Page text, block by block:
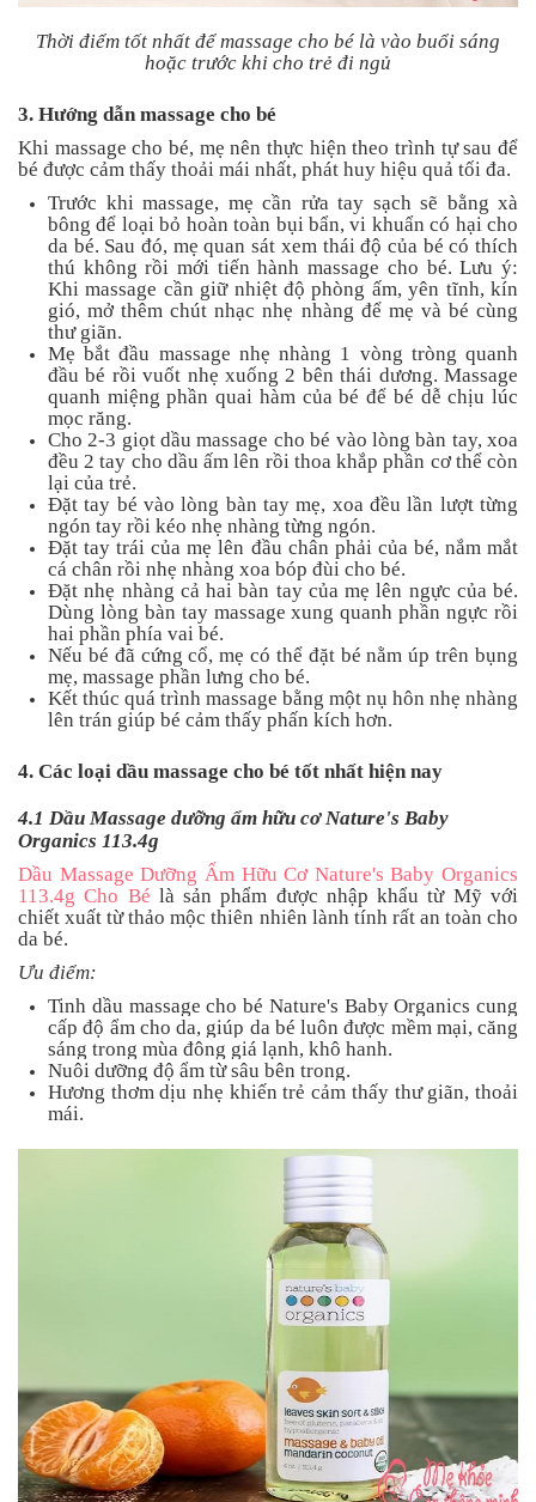
Thời điểm tốt nhất để massage cho bé là vào buổi sáng
hoặc trước khi cho trẻ đi ngủ
3. Hướng dẫn massage cho bé
Khi massage cho bé, mẹ nên thực hiện theo trình tự sau để
bé được cảm thấy thoải mái nhất, phát huy hiệu quả tối đa.
Trước khi massage, mẹ cần rửa tay sạch sẽ bằng xà
bông để loại bỏ hoàn toàn bụi bẩn, vi khuẩn có hại cho
da bé. Sau đó, mẹ quan sát xem thái độ của bé có thích
thú không rồi mới tiến hành massage cho bé. Lưu ý:
Khi massage cần giữ nhiệt độ phòng ấm, yên tĩnh, kín
gió, mở thêm chút nhạc nhẹ nhàng để mẹ và bé cùng
thư giãn.
Mẹ bắt đầu massage nhẹ nhàng 1 vòng tròng quanh
đầu bé rồi vuốt nhẹ xuống 2 bên thái dương. Massage
quanh miệng phần quai hàm của bé để bé dễ chịu lúc
mọc răng.
Cho 2-3 giọt dầu massage cho bé vào lòng bàn tay, xoa
đều 2 tay cho dầu ấm lên rồi thoa khắp phần cơ thể còn
lại của trẻ.
Đặt tay bé vào lòng bàn tay mẹ, xoa đều lần lượt từng
ngón tay rồi kéo nhẹ nhàng từng ngón.
Đặt tay trái của mẹ lên đầu chân phải của bé, nắm mắt
cá chân rồi nhẹ nhàng xoa bóp đùi cho bé.
Đặt nhẹ nhàng cả hai bàn tay của mẹ lên ngực của bé.
Dùng lòng bàn tay massage xung quanh phần ngực rồi
hai phần phía vai bé.
Nếu bé đã cứng cổ, mẹ có thể đặt bé nằm úp trên bụng
mẹ, massage phần lưng cho bé.
Kết thúc quá trình massage bằng một nụ hôn nhẹ nhàng
lên trán giúp bé cảm thấy phấn kích hơn.
4. Các loại dầu massage cho bé tốt nhất hiện nay
4.1 Dầu Massage dưỡng ẩm hữu cơ Nature's Baby
Organics 113.4g
Dầu Massage Dưỡng Ẩm Hữu Cơ Nature's Baby Organics
113.4g Cho Bé là sản phẩm được nhập khẩu từ Mỹ với
chiết xuất từ thảo mộc thiên nhiên lành tính rất an toàn cho
da bé.
Ưu điểm:
Tinh dầu massage cho bé Nature's Baby Organics cung
cấp độ ẩm cho da, giúp da bé luôn được mềm mại, căng
sáng trong mùa đông giá lạnh, khô hanh.
Nuôi dưỡng độ ẩm từ sâu bên trong.
Hương thơm dịu nhẹ khiến trẻ cảm thấy thư giãn, thoải
mái.